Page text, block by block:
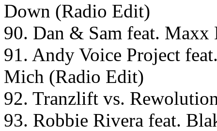
Down (Radio Edit)
90. Dan & Sam feat.
91. Andy Voice Project
Mich (Radio Edit)
92. Tranzlift vs.
93. Robbie Rivera feat.